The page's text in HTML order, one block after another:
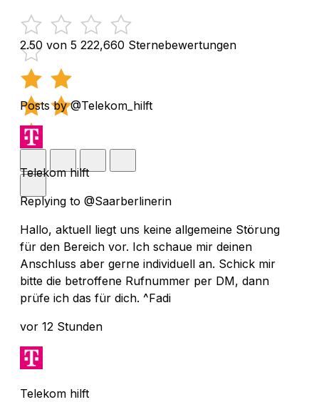
2.50 von 5 222,660 Sternebewertungen
Posts by @Telekom_hilft
Telekom hilft
Replying to @Saarberlinerin
Hallo, aktuell liegt uns keine allgemeine Störung
für den Bereich vor. Ich schaue mir deinen
Anschluss aber gerne individuell an. Schick mir
bitte die betroffene Rufnummer per DM, dann
prüfe ich das für dich. ^Fadi
vor 12 Stunden
Telekom hilft